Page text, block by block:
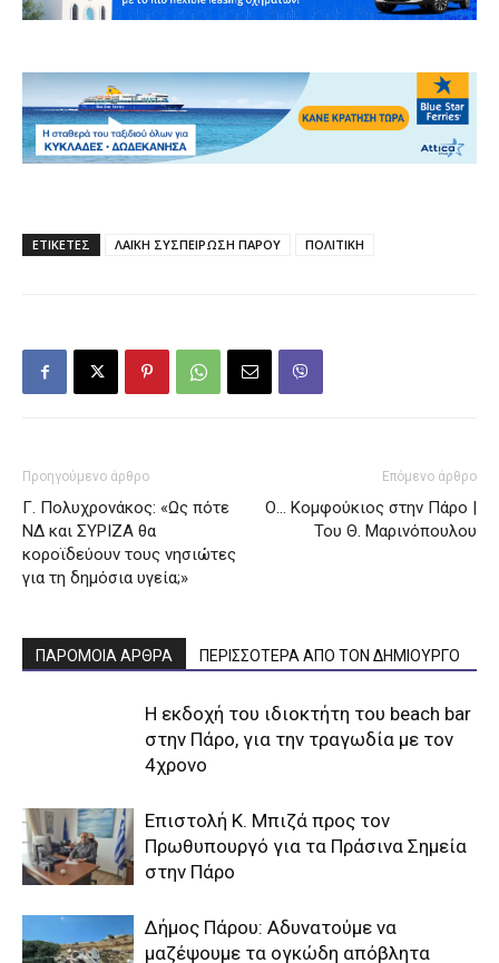
ΕΤΙΚΕΤΕΣ ΛΑΪΚΗ ΣΥΣΠΕΙΡΩΣΗ ΠΑΡΟΥ ΠΟΛΙΤΙΚΗ
Προηγούμενο άρθρο
Γ. Πολυχρονάκος: «Ως πότε
ΝΔ και ΣΥΡΙΖΑ θα
κοροϊδεύουν τους νησιώτες
για τη δημόσια υγεία;»
Επόμενο άρθρο
Ο… Κομφούκιος στην Πάρο |
Του Θ. Μαρινόπουλου
ΠΑΡΟΜΟΙΑ ΑΡΘΡΑ ΠΕΡΙΣΣΟΤΕΡΑ ΑΠΟ ΤΟΝ ΔΗΜΙΟΥΡΓΟ
Η εκδοχή του ιδιοκτήτη του beach bar
στην Πάρο, για την τραγωδία με τον
4χρονο
Επιστολή Κ. Μπιζά προς τον
Πρωθυπουργό για τα Πράσινα Σημεία
στην Πάρο
Δήμος Πάρου: Αδυνατούμε να
μαζέψουμε τα ογκώδη απόβλητα